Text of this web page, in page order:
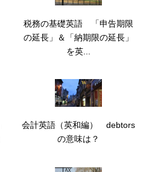
税務の基礎英語 「申告期限
の延長」＆「納期限の延長」
を英...
会計英語（英和編） debtors
の意味は？